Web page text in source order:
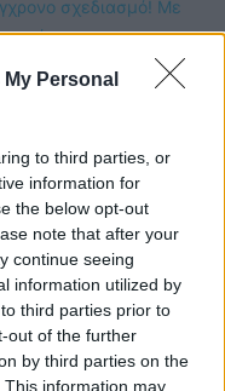
Personal
to third parties, or
information for
the below opt-out
note that after your
continue seeing
information utilized by
third parties prior to
out of the further
by third parties on the
This information may